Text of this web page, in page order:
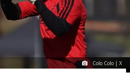
Colo Colo | X